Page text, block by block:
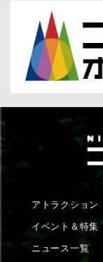
アトラクション
イベント＆特集
ニュース一覧